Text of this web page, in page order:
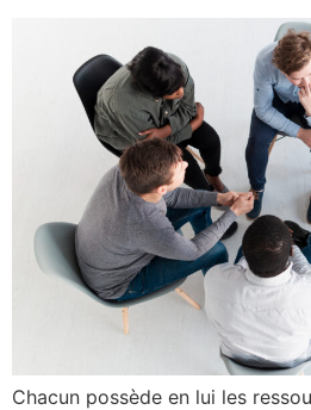
Chacun possède en lui les